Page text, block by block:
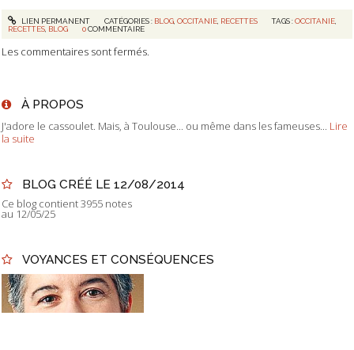
LIEN PERMANENT CATÉGORIES : BLOG, OCCITANIE, RECETTES TAGS :OCCITANIE
RECETTES BLOG 0 COMMENTAIRE
Les commentaires sont fermés.
À PROPOS
J'adore le cassoulet. Mais, à Toulouse... ou même dans les fameuses...
Lire
la suite
BLOG CRÉÉ LE 12/08/2014
Ce blog contient 3955 notes
au 12/05/25
VOYANCES ET CONSÉQUENCES